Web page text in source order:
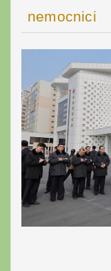
nemocnici